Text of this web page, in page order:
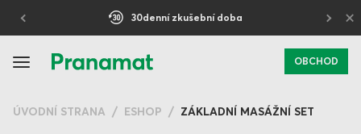
30denní zkušební doba ×
OBCHOD
ÚVODNÍ STRANA ESHOP ZÁKLADNÍ MASÁŽNÍ SET